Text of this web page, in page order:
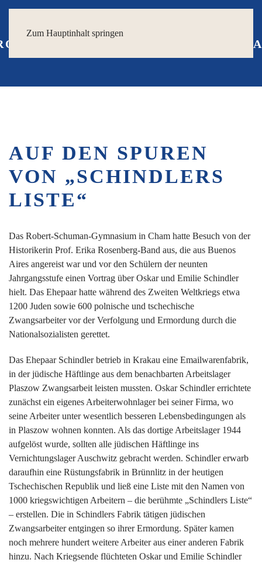
Zum Hauptinhalt springen
AUF DEN SPUREN
VON „SCHINDLERS
LISTE“
Das Robert-Schuman-Gymnasium in Cham hatte Besuch von der
Historikerin Prof. Erika Rosenberg-Band aus, die aus Buenos
Aires angereist war und vor den Schülern der neunten
Jahrgangsstufe einen Vortrag über Oskar und Emilie Schindler
hielt. Das Ehepaar hatte während des Zweiten Weltkriegs etwa
1200 Juden sowie 600 polnische und tschechische
Zwangsarbeiter vor der Verfolgung und Ermordung durch die
Nationalsozialisten gerettet.
Das Ehepaar Schindler betrieb in Krakau eine Emailwarenfabrik,
in der jüdische Häftlinge aus dem benachbarten Arbeitslager
Plaszow Zwangsarbeit leisten mussten. Oskar Schindler errichtete
zunächst ein eigenes Arbeiterwohnlager bei seiner Firma, wo
seine Arbeiter unter wesentlich besseren Lebensbedingungen als
in Plaszow wohnen konnten. Als das dortige Arbeitslager 1944
aufgelöst wurde, sollten alle jüdischen Häftlinge ins
Vernichtungslager Auschwitz gebracht werden. Schindler erwarb
daraufhin eine Rüstungsfabrik in Brünnlitz in der heutigen
Tschechischen Republik und ließ eine Liste mit den Namen von
1000 kriegswichtigen Arbeitern – die berühmte „Schindlers Liste“
– erstellen. Die in Schindlers Fabrik tätigen jüdischen
Zwangsarbeiter entgingen so ihrer Ermordung. Später kamen
noch mehrere hundert weitere Arbeiter aus einer anderen Fabrik
hinzu. Nach Kriegsende flüchteten Oskar und Emilie Schindler